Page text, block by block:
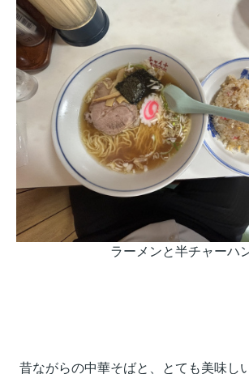
ラーメンと半チャーハ
昔ながらの中華そばと、とても美味し